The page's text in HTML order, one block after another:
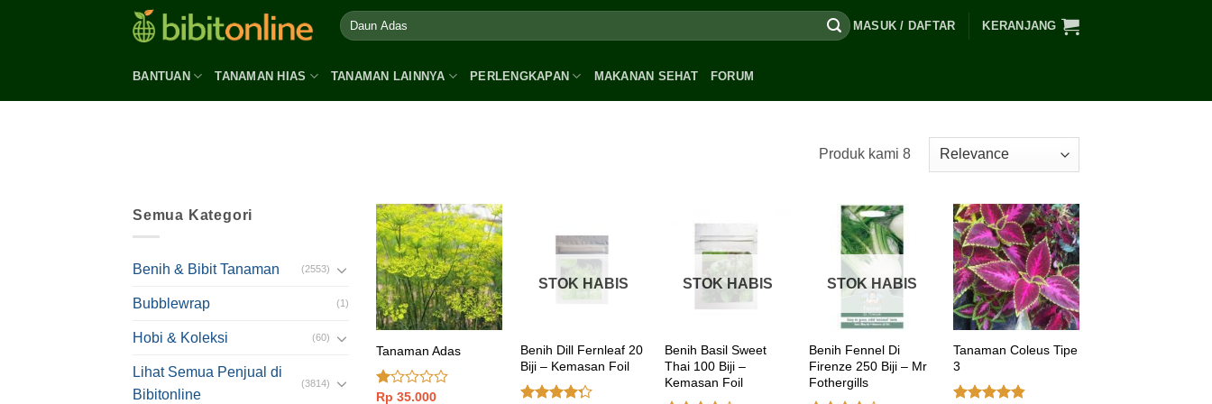
MASUK / DAFTAR KERANJANG
BANTUAN TANAMAN HIAS TANAMAN LAINNYA PERLENGKAPAN MAKANAN SEHAT FORUM
Produk kami 8
Semua Kategori
Benih & Bibit Tanaman (2553)
Bubblewrap (1)
Hobi & Koleksi (60)
Lihat Semua Penjual di
Bibitonline
(3814)
Tanaman Adas
Dinilai
Rp 35.000
STOK HABIS
Benih Dill Fernleaf 20
Biji – Kemasan Foil
STOK HABIS
Benih Basil Sweet
Thai 100 Biji –
Kemasan Foil
STOK HABIS
Benih Fennel Di
Firenze 250 Biji – Mr
Fothergills
Tanaman Coleus Tipe
3